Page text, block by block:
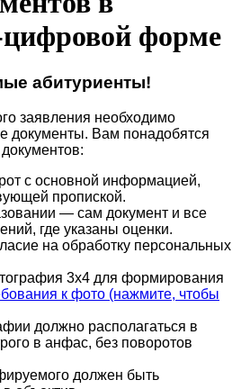
цифровой форме
абитуриенты!
заявления необходимо
документы. Вам понадобятся
с основной информацией,
пропиской.
— сам документ и все
где указаны оценки.
на обработку персональных
3х4 для формирования
к фото (нажмите, чтобы
должно располагаться в
в анфас, без поворотов
должен быть